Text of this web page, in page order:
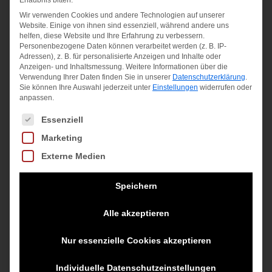
HORGEN-
Hose
64,99€
inkl. MwSt.
zzgl.Versandkosten
CHESTERM-
HOSE
64,99€
inkl. MwSt.
Wir verwenden Cookies und andere Technologien auf unserer
Website. Einige von ihnen sind essenziell, während andere uns
helfen, diese Website und Ihre Erfahrung zu verbessern.
Personenbezogene Daten können verarbeitet werden (z. B. IP-
Adressen), z. B. für personalisierte Anzeigen und Inhalte oder
Anzeigen- und Inhaltsmessung. Weitere Informationen über die
Verwendung Ihrer Daten finden Sie in unserer Datenschutzerklärung.
Sie können Ihre Auswahl jederzeit unter Einstellungen widerrufen oder
anpassen.
Es folgt eine Liste der Service-Gruppen, für die eine
Essenziell
Marketing
Externe Medien
Speichern
Alle akzeptieren
Nur essenzielle Cookies akzeptieren
Individuelle Datenschutzeinstellungen